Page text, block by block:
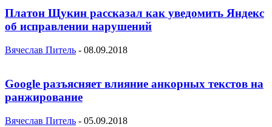
Платон Щукин рассказал как уведомить Яндекс
об исправлении нарушений
Вячеслав Питель - 08.09.2018
Google разъясняет влияние анкорных текстов на
ранжирование
Вячеслав Питель - 05.09.2018